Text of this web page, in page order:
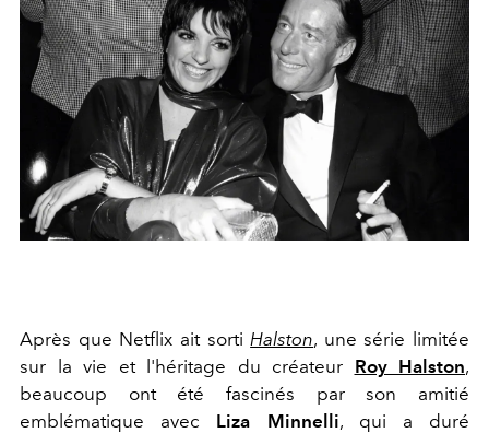
Après que Netflix ait sorti Halston, une série limitée
sur la vie et l'héritage du créateur Roy Halston,
beaucoup ont été fascinés par son amitié
emblématique avec Liza Minnelli, qui a duré